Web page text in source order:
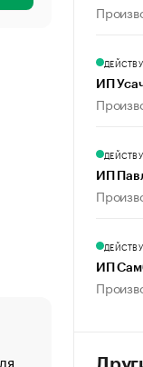
«От спорта
ИП
ИП
ИП